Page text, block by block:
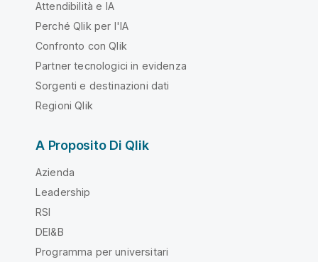
Attendibilità e IA
Perché Qlik per l'IA
Confronto con Qlik
Partner tecnologici in evidenza
Sorgenti e destinazioni dati
Regioni Qlik
A Proposito Di Qlik
Azienda
Leadership
RSI
DEI&B
Programma per universitari